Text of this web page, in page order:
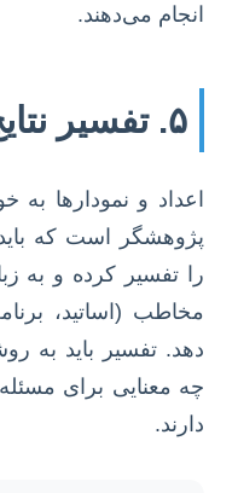
انجام می‌دهند.
۵. تفسیر نتایج و ارائه یافته‌ها
اعداد و نمودارها
پژوهشگر است که
را تفسیر کرده و به
مخاطب (اساتید،
دهد. تفسیر باید به
چه معنایی برای
دارند.